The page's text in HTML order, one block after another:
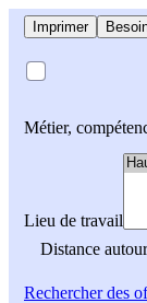
Imprimer
Métier,
Lieu de travail
Distance
Rechercherdes